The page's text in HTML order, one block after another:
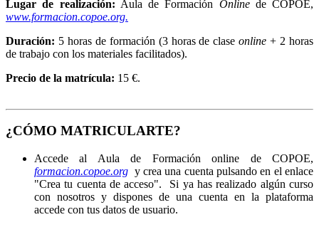
Lugar de realización: Aula de Formación Onlinede COPOE,
www.formacion.copoe.org.
Duración: 5 horas de formación (3 horas de claseonline + 2 horas
de trabajo con los materiales facilitados).
Precio de la matrícula: 15 €.
¿CÓMO MATRICULARTE?
Accede al Aula de Formación online de COPOE,
formacion.copoe.org y crea una cuenta pulsando en el enlace
"Crea tu cuenta de acceso". Si ya has realizado algún curso
con nosotros y dispones de una cuenta en la plataforma
accede con tus datos de usuario.